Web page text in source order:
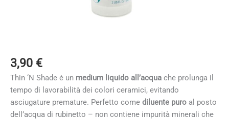
3,90 €
Thin ‘N Shade è un medium liquido all’acqua che prolunga il
tempo di lavorabilità dei colori ceramici, evitando
asciugature premature. Perfetto come diluente puro al posto
dell’acqua di rubinetto – non contiene impurità minerali che